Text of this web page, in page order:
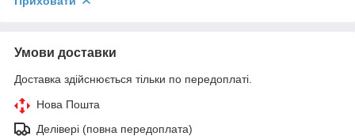
Умови доставки
Доставка здійснюється тільки по передоплаті.
Нова Пошта
Делівері (повна передоплата)